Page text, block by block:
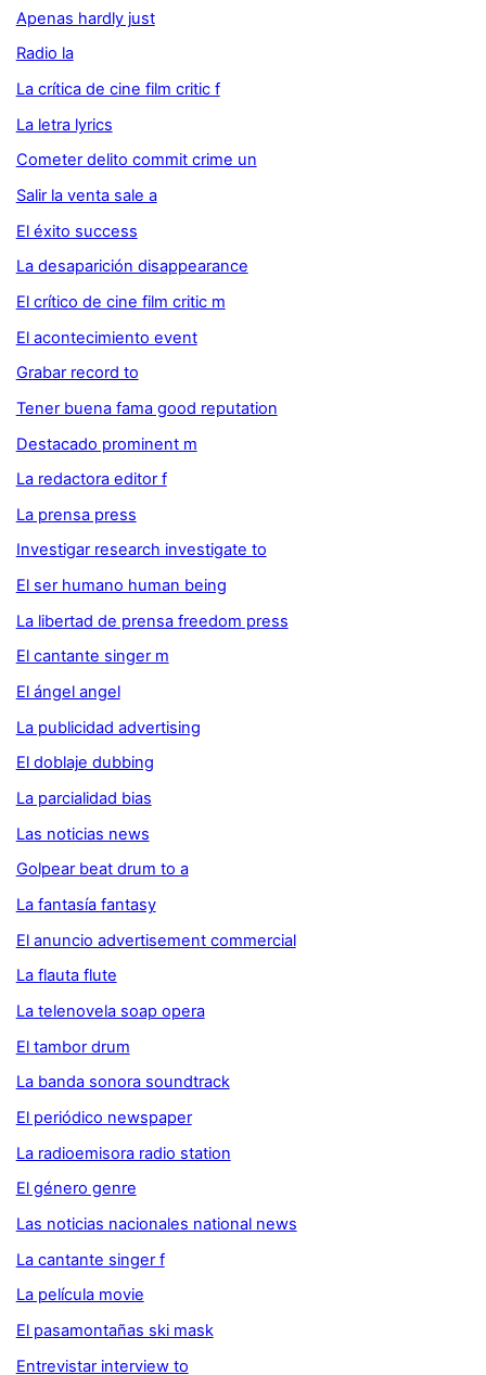
Apenas hardly just
Radio la
La crítica de cine film critic f
La letra lyrics
Cometer delito commit crime un
Salir la venta sale a
El éxito success
La desaparición disappearance
El crítico de cine film critic m
El acontecimiento event
Grabar record to
Tener buena fama good reputation
Destacado prominent m
La redactora editor f
La prensa press
Investigar research investigate to
El ser humano human being
La libertad de prensa freedom press
El cantante singer m
El ángel angel
La publicidad advertising
El doblaje dubbing
La parcialidad bias
Las noticias news
Golpear beat drum to a
La fantasía fantasy
El anuncio advertisement commercial
La flauta flute
La telenovela soap opera
El tambor drum
La banda sonora soundtrack
El periódico newspaper
La radioemisora radio station
El género genre
Las noticias nacionales national news
La cantante singer f
La película movie
El pasamontañas ski mask
Entrevistar interview to